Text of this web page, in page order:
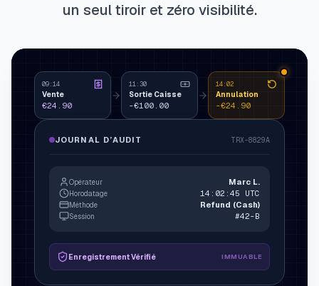
un seul tiroir et zéro visibilité.
09:14
Vente
€24.90
11:30
Sortie Caisse
-€100.00
14:02
Annulation
-€24.90
JOURNAL D’AUDIT TRX-8829A
Opérateur Marc L.
Horodatage 14:02:45 UTC
Méthode Refund (Cash)
Session #42-B
Enregistrement Vérifié IMMUABLE